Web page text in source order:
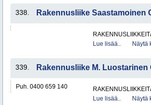
338. Rakennusliike Saastamoinen
Lue lisää..
Näytä
339. Rakennusliike M. Luostarinen
Puh. 0400 659 140
Lue lisää..
Näytä